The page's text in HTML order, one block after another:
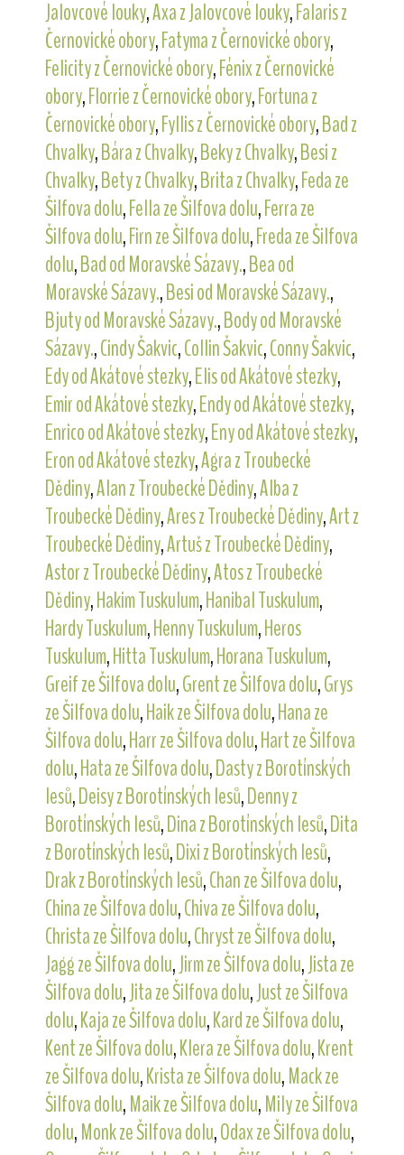
Jalovcové louky,Axa z Jalovcové louky,Falaris z
Černovické obory,Fatyma z Černovické obory,
Felicity z Černovické obory,Fénix z Černovické
obory,Florrie z Černovické obory,Fortuna z
Černovické obory,Fyllis z Černovické obory,Bad z
Chvalky,Bára z Chvalky,Beky z Chvalky,Besi z
Chvalky,Bety z Chvalky,Brita z Chvalky,Feda ze
Šilfova dolu,Fella ze Šilfova dolu,Ferra ze
Šilfova dolu,Firn ze Šilfova dolu,Freda ze Šilfova
dolu,Bad od Moravské Sázavy.,Bea od
Moravské Sázavy.,Besi od Moravské Sázavy.,
Bjuty od Moravské Sázavy.,Body od Moravské
Sázavy.,Cindy Šakvic,Collin Šakvic,Conny Šakvic,
Edy od Akátové stezky,Elis od Akátové stezky,
Emir od Akátové stezky,Endy od Akátové stezky,
Enrico od Akátové stezky,Eny od Akátové stezky,
Eron od Akátové stezky,Agra z Troubecké
Dědiny,Alan z Troubecké Dědiny,Alba z
Troubecké Dědiny,Ares z Troubecké Dědiny,Art z
Troubecké Dědiny,Artuš z Troubecké Dědiny,
Astor z Troubecké Dědiny,Atos z Troubecké
Dědiny,Hakim Tuskulum,Hanibal Tuskulum,
Hardy Tuskulum,Henny Tuskulum,Heros
Tuskulum,Hitta Tuskulum,Horana Tuskulum,
Greif ze Šilfova dolu,Grent ze Šilfova dolu,Grys
ze Šilfova dolu,Haik ze Šilfova dolu,Hana ze
Šilfova dolu,Harr ze Šilfova dolu,Hart ze Šilfova
dolu,Hata ze Šilfova dolu,Dasty z Borotínských
lesů,Deisy z Borotínských lesů,Denny z
Borotínských lesů,Dina z Borotínských lesů,Dita
z Borotínských lesů,Dixi z Borotínských lesů,
Drak z Borotínských lesů,Chan ze Šilfova dolu,
China ze Šilfova dolu,Chiva ze Šilfova dolu,
Christa ze Šilfova dolu,Chryst ze Šilfova dolu,
Jagg ze Šilfova dolu,Jirm ze Šilfova dolu,Jista ze
Šilfova dolu,Jita ze Šilfova dolu,Just ze Šilfova
dolu,Kaja ze Šilfova dolu,Kard ze Šilfova dolu,
Kent ze Šilfova dolu,Klera ze Šilfova dolu,Krent
ze Šilfova dolu,Krista ze Šilfova dolu,Mack ze
Šilfova dolu,Maik ze Šilfova dolu,Mily ze Šilfova
dolu,Monk ze Šilfova dolu,Odax ze Šilfova dolu,